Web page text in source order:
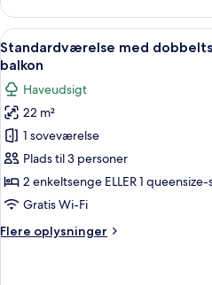
suite
terrasse
-
Indlæs
alle
billeder
af
Standardværelse
med
dobbeltseng
eller
2
-
8
Standardværelse med
balkon
Haveudsigt
22 m²
1 soveværelse
Plads til 3 personer
2 enkeltsenge ELLER 1
Gratis Wi-Fi
Flere oplysninger
Flere